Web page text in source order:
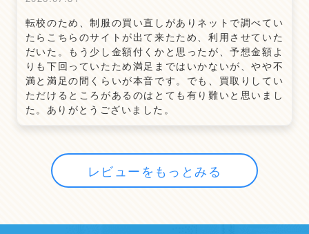
転校のため、制服の買い直しがありネットで調べてい
たらこちらのサイトが出て来たため、利用させていた
だいた。もう少し金額付くかと思ったが、予想金額よ
りも下回っていたため満足まではいかないが、やや不
満と満足の間くらいが本音です。でも、買取りしてい
ただけるところがあるのはとても有り難いと思いまし
た。ありがとうございました。
レビューをもっとみる